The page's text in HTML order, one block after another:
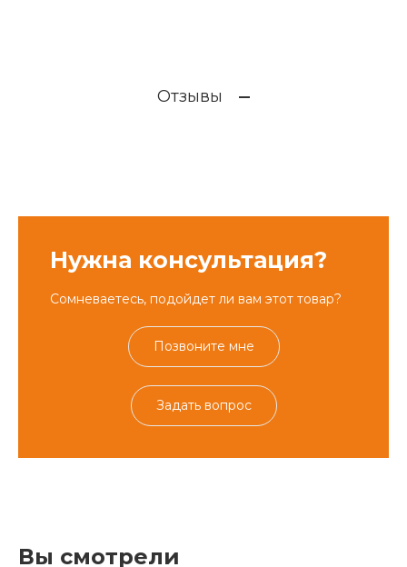
Отзывы
Нужна консультация?
Сомневаетесь, подойдет ли вам этот товар?
Позвоните мне
Задать вопрос
Вы смотрели